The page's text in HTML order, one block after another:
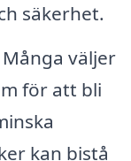
säkerhet.
Många väljer
för att bli
kan bistå